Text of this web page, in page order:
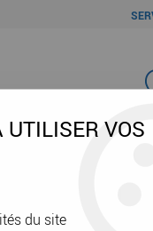
SÉCURITÉ & RÉSEAU
UTILISER VOS
du site